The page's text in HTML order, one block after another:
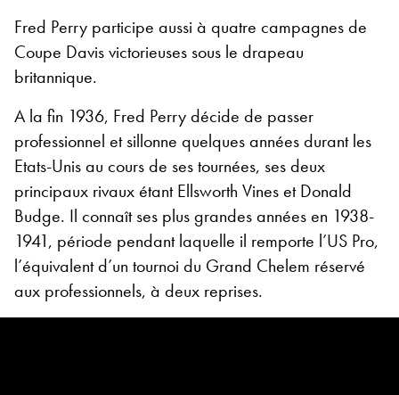
Fred Perry participe aussi à quatre campagnes de
Coupe Davis victorieuses sous le drapeau
britannique.
A la fin 1936, Fred Perry décide de passer
professionnel et sillonne quelques années durant les
Etats-Unis au cours de ses tournées, ses deux
principaux rivaux étant Ellsworth Vines et Donald
Budge. Il connaît ses plus grandes années en 1938-
1941, période pendant laquelle il remporte l’US Pro,
l’équivalent d’un tournoi du Grand Chelem réservé
aux professionnels, à deux reprises.